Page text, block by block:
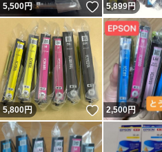
5,500円 いいね！
5,899円
5,800円 いいね！
2,500円